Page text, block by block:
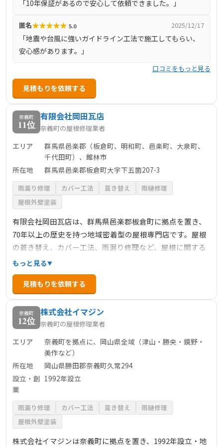
供しています。
「10年保証があるので安心して依頼できました。」
匿名★★★★★ 5.0 2025/12/17
「地震や台風に強いガイドライン工法で施工してもらい、
安心感があります。」
口コミをもっと見る
見積もりを依頼する
奈義町
11位
有限会社岡田瓦店
奈義町の屋根修理業者
エリア
群馬県邑楽郡（板倉町、明和町、邑楽町、大泉町、
千代田町）、館林市
所在地
群馬県邑楽郡板倉町大字下五箇207-3
雨漏り修理 カバー工法 葺き替え
雨樋修理
屋根外壁塗装
有限会社岡田瓦店は、群馬県邑楽郡板倉町に拠点を置き、
70年以上の歴史を持つ地域密着型の屋根専門店です。屋根
の葺き替え、カバー工法、雨漏り修理など、屋根に関する
あらゆる工事に対応しています。施工実績は10000件以上
あり、専属の職人による自社施工で高品質なサービスを提
供しています。無料診断を実施しており、屋根の状態を的
確に把握し、最適な提案を行っています。
もっと見る
見積もりを依頼する
奈義町
12位
株式会社イマジン
奈義町の屋根修理業者
エリア
奈義町を拠点に、岡山県全域（津山・勝央・鏡野・
美作など）
所在地
岡山県勝田郡奈義町久常294
設立・創
業
1992年設立
雨漏り修理 カバー工法 葺き替え
雨樋修理
屋根外壁塗装
株式会社イマジンは奈義町に拠点を置き、1992年設立・地